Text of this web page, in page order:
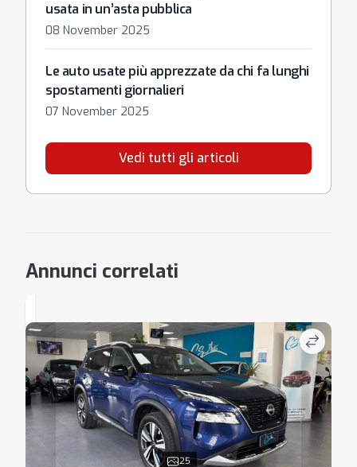
usata in un’asta pubblica
08 November 2025
Le auto usate più apprezzate da chi fa lunghi
spostamenti giornalieri
07 November 2025
Vedi tutti gli articoli
Annunci correlati
25